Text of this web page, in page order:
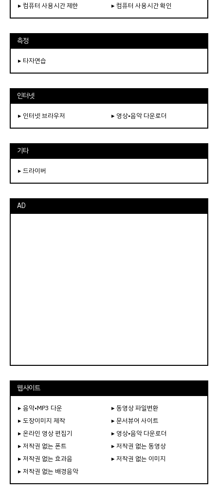
▸ 컴퓨터 사용시간 제한
▸ 컴퓨터 사용시간 확인
측정
▸ 타자연습
인터넷
▸ 인터넷 브라우저 ▸ 영상•음악 다운로더
기타
▸ 드라이버
AD
웹사이트
▸ 음악•MP3 다운
▸ 동영상 파일변환
▸ 도장이미지 제작
▸ 문서뷰어 사이트
▸ 온라인 영상 편집기
▸ 영상•음악 다운로더
▸ 저작권 없는 폰트
▸ 저작권 없는 동영상
▸ 저작권 없는 효과음
▸ 저작권 없는 이미지
▸ 저작권 없는 배경음악